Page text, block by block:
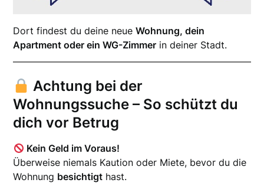
Dort findest du deine neueWohnung, dein
Apartment oder ein WG-Zimmer in deiner Stadt.
Achtung bei der
Wohnungssuche – So schützt du
dich vor Betrug
Kein Geld im Voraus!
Überweise niemals Kaution oder Miete, bevor du die
Wohnung besichtigt hast.